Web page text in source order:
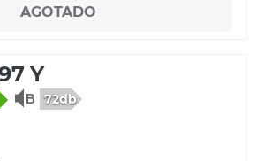
AGOTADO
Y
72db